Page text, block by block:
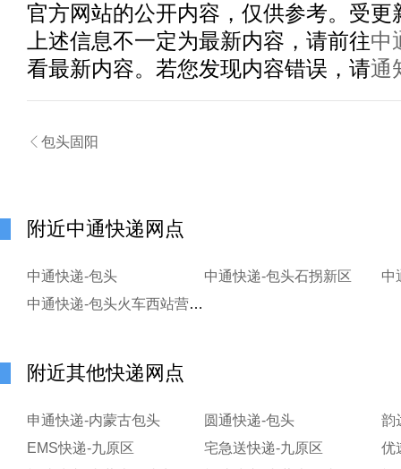
官方网站的公开内容，仅供参考。受更
上述信息不一定为最新内容，请前往中
看最新内容。若您发现内容错误，请通
 包头固阳
附近中通快递网点
中通快递-包头 中通快递-包头石拐新区
中
中通快递-包头火车西站营业部
附近其他快递网点
申通快递-内蒙古包头 圆通快递-包头
韵
EMS快递-九原区
宅急送快递-九原区
优